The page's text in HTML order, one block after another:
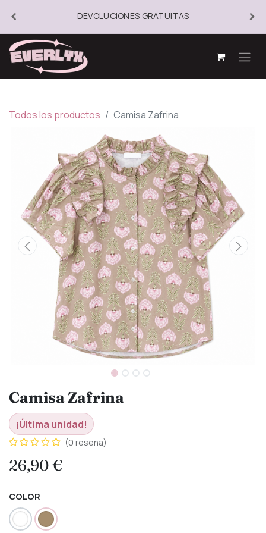
DEVOLUCIONES GRATUITAS
Todos los productos Camisa Zafrina
Camisa Zafrina
¡Última unidad!
(0 reseña)
26,90€
COLOR